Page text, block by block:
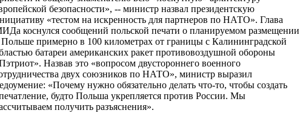
безопасности», -- министр назвал президентскую
«тестом на искренность для партнеров по НАТО». Глава
коснулся сообщений польской печати о планируемом размещении
примерно в 100 километрах от границы с Калининградской
батареи американских ракет противовоздушной обороны
Назвав это «вопросом двустороннего военного
двух союзников по НАТО», министр выразил
«Почему нужно обязательно делать что-то, чтобы создать
будто Польша укрепляется против России. Мы
получить разъяснения».